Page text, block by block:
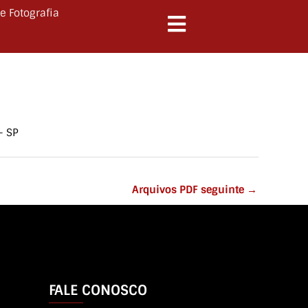
Fotografia
SP
Arquivos PDF seguinte →
FALE CONOSCO